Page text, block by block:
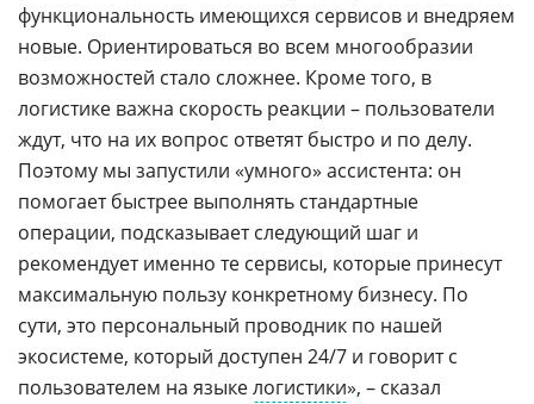
функциональность имеющихся сервисов и внедряем
новые. Ориентироваться во всем многообразии
возможностей стало сложнее. Кроме того, в
логистике важна скорость реакции – пользователи
ждут, что на их вопрос ответят быстро и по делу.
Поэтому мы запустили «умного» ассистента: он
помогает быстрее выполнять стандартные
операции, подсказывает следующий шаг и
рекомендует именно те сервисы, которые принесут
максимальную пользу конкретному бизнесу. По
сути, это персональный проводник по нашей
экосистеме, который доступен 24/7 и говорит с
пользователем на языкелогистики», – сказал